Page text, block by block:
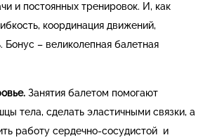
и постоянных тренировок. И, как
координация движений,
Бонус – великолепная балетная
Занятия балетом помогают
тела, сделать эластичными связки, а
работу сердечно-сосудистой и